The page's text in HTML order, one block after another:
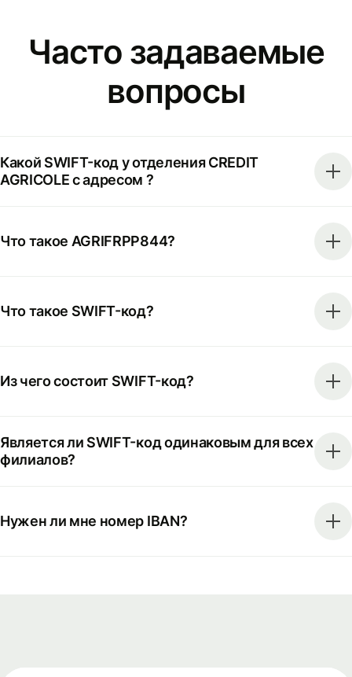
Часто задаваемые
вопросы
Какой SWIFT-код у отделения CREDIT
AGRICOLE с адресом ?
Что такое AGRIFRPP844?
Что такое SWIFT-код?
Из чего состоит SWIFT-код?
Является ли SWIFT-код одинаковым для всех
филиалов?
Нужен ли мне номер IBAN?